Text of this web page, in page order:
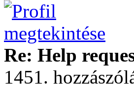
Re: Help
1451.